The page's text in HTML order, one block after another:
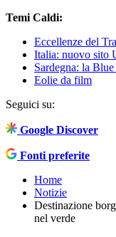
Temi Caldi:
Eccellenze del
Italia: nuovo sito
Sardegna: la
Eolie da film
Seguici su:
Google Discover
Fonti preferite
Home
Notizie
Destinazione
nel verde